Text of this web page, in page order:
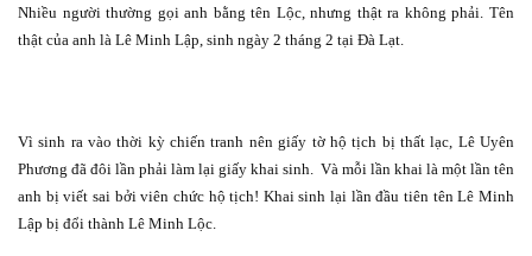
Nhiều người thường gọi anh bằng tên Lộc, nhưng thật ra không phải. Tên
thật của anh là Lê Minh Lập, sinh ngày 2 tháng 2 tại Đà Lạt.
Vì sinh ra vào thời kỳ chiến tranh nên giấy tờ hộ tịch bị thất lạc, Lê Uyên
Phương đã đôi lần phải làm lại giấy khai sinh. Và mỗi lần khai là một lần tên
anh bị viết sai bởi viên chức hộ tịch! Khai sinh lại lần đầu tiên tên Lê Minh
Lập bị đổi thành Lê Minh Lộc.